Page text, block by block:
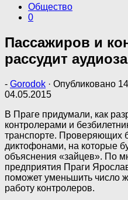
Общество
0
Пассажиров и
рассудит
- Gorodok · Опубликовано
04.05.2015
В Праге придумали, как
контролерами и
транспорте. Проверяющих
диктофонами, на которые
объяснения «зайцев». По
предприятия Праги
поможет уменьшить число
работу контролеров.